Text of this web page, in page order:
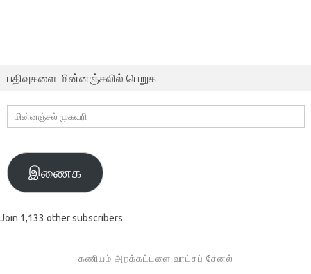
பதிவுகளை மின்னஞ்சலில் பெறுக
மின்னஞ்சல்
முகவரி
இணைக
Join 1,133 other subscribers
கணியம் அறக்கட்டளை வாட்சப் சேனல்